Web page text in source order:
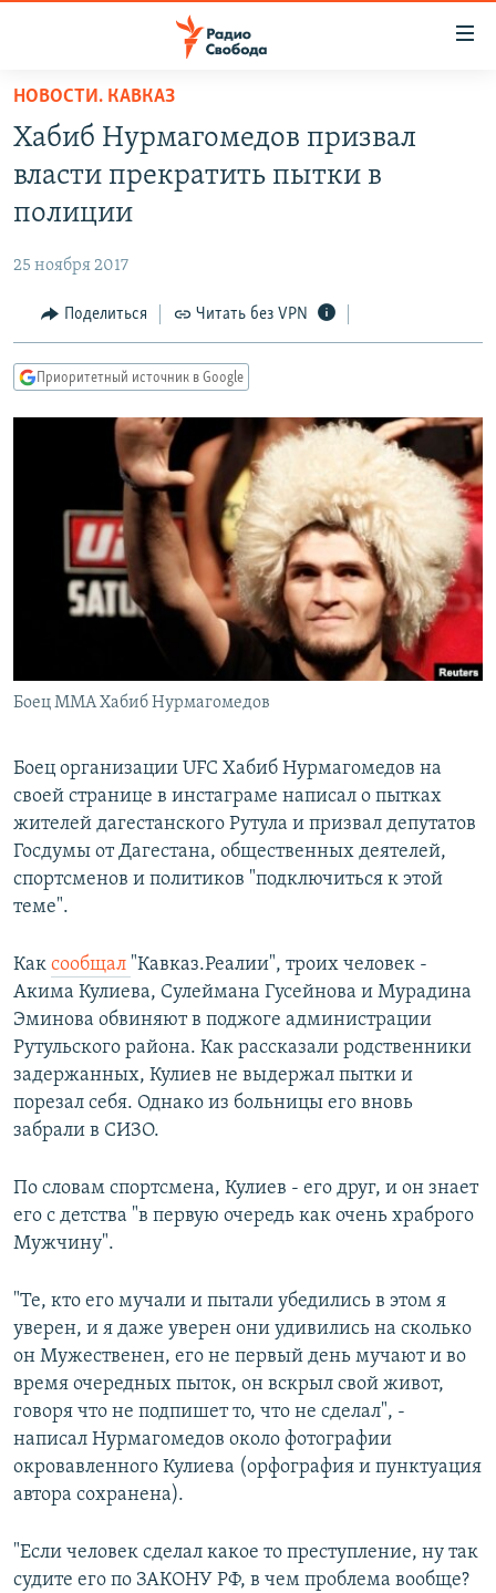
упрощенного
доступа
основному
Вернутся
Вернутся
ПРОГРАММЫ
АВТОРСКИЕ ПРОЕКТЫ
МНЕНИЯ
КУЛЬТУРА
КАВКАЗ.РЕАЛИИ
СЕВЕР.РЕАЛИИ
СИБИРЬ.РЕАЛИИ
РАСПИСАНИЕ ВЕЩАНИЯ
ПОДПИШИТЕСЬ НА РАССЫЛКУ
СОЦИАЛЬНЫЕ СЕТИ
Все сайты РСЕ/РС
НОВОСТИ. КАВКАЗ
Хабиб Нурмагомедов призвал
власти прекратить пытки в
полиции
25 ноября 2017
Поделиться Читать без VPN
Приоритетный источник в Google
Боец ММА Хабиб Нурмагомедов
Боец организации UFC Хабиб Нурмагомедов на
своей странице в инстаграме написал о пытках
жителей дагестанского Рутула и призвал депутатов
Госдумы от Дагестана, общественных деятелей,
спортсменов и политиков "подключиться к этой
теме".
Как сообщал "Кавказ.Реалии", троих человек -
Акима Кулиева, Сулеймана Гусейнова и Мурадина
Эминова обвиняют в поджоге администрации
Рутульского района. Как рассказали родственники
задержанных, Кулиев не выдержал пытки и
порезал себя. Однако из больницы его вновь
забрали в СИЗО.
По словам спортсмена, Кулиев - его друг, и он знает
его с детства "в первую очередь как очень храброго
Мужчину".
"Те, кто его мучали и пытали убедились в этом я
уверен, и я даже уверен они удивились на сколько
он Мужественен, его не первый день мучают и во
время очередных пыток, он вскрыл свой живот,
говоря что не подпишет то, что не сделал", -
написал Нурмагомедов около фотографии
окровавленного Кулиева (орфография и пунктуация
автора сохранена).
"Если человек сделал какое то преступление, ну так
судите его по ЗАКОНУ РФ, в чем проблема вообще?